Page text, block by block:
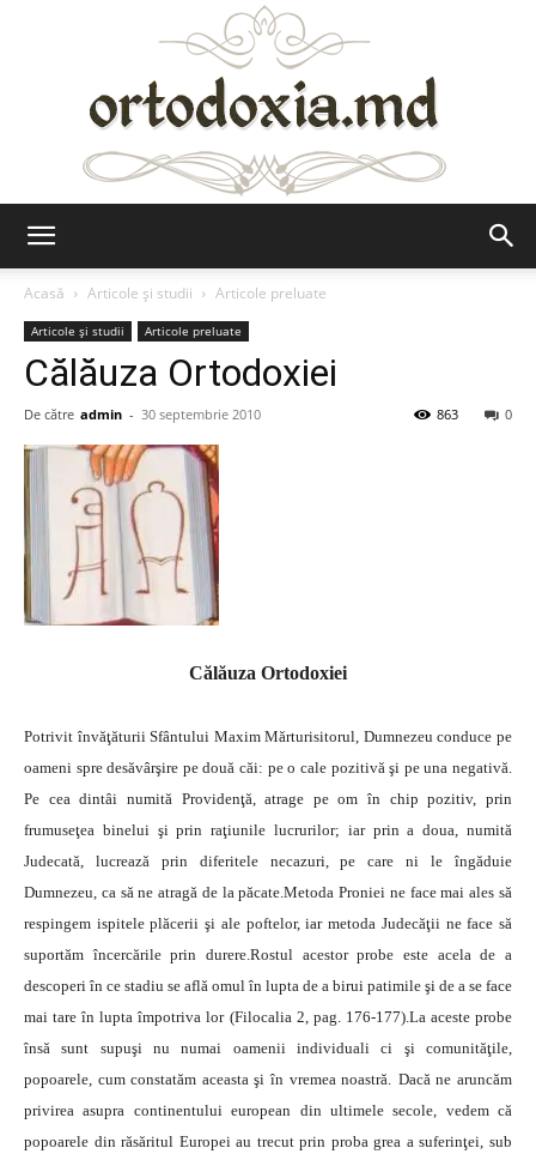
Acasă
Articole şi studii Articole preluate
Articole şi studii Articole preluate
Călăuza Ortodoxiei
De către admin - 30 septembrie 2010 0
863
Călăuza Ortodoxiei
Potrivit învăţăturii Sfântului Maxim Mărturisitorul, Dumnezeu conduce pe
oameni spre desăvârşire pe două căi: pe o cale pozitivă şi pe una negativă.
Pe cea dintâi numită Providenţă, atrage pe om în chip pozitiv, prin
frumuseţea binelui şi prin raţiunile lucrurilor; iar prin a doua, numită
Judecată, lucrează prin diferitele necazuri, pe care ni le îngăduie
Dumnezeu, ca să ne atragă de la păcate.Metoda Proniei ne face mai ales să
respingem ispitele plăcerii şi ale poftelor, iar metoda Judecăţii ne face să
suportăm încercările prin durere.Rostul acestor probe este acela de a
descoperi în ce stadiu se află omul în lupta de a birui patimile şi de a se face
mai tare în lupta împotriva lor (Filocalia 2, pag. 176-177).La aceste probe
însă sunt supuşi nu numai oamenii individuali ci şi comunităţile,
popoarele, cum constatăm aceasta şi în vremea noastră. Dacă ne aruncăm
privirea asupra continentului european din ultimele secole, vedem că
popoarele din răsăritul Europei au trecut prin proba grea a suferinţei, sub